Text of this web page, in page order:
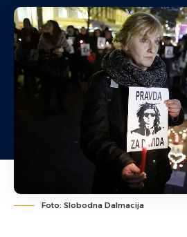
Foto: Slobodna Dalmacija